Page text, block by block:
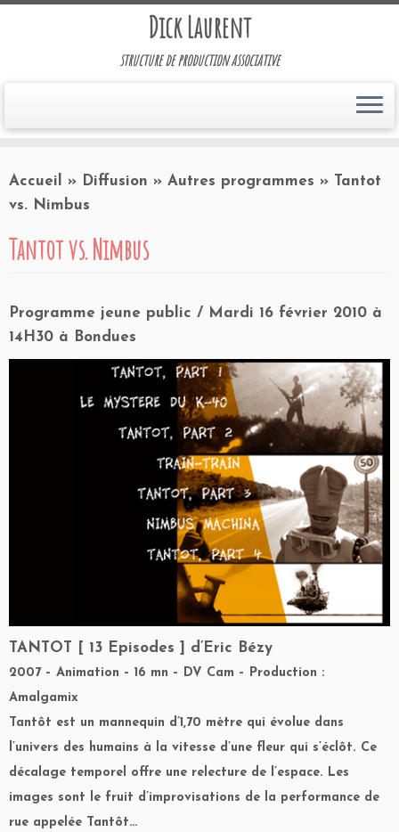
Dick Laurent
structure de production associative
Accueil » Diffusion » Autres programmes »
Tantot
vs. Nimbus
Tantot vs. Nimbus
Programme jeune public / Mardi 16 février 2010 à
14H30 à Bondues
TANTOT [ 13 Episodes ] d’Eric Bézy
2007 – Animation – 16 mn – DV Cam – Production :
Amalgamix
Tantôt est un mannequin d’1,70 mètre qui évolue dans
l’univers des humains à la vitesse d’une fleur qui s’éclôt. Ce
décalage temporel offre une relecture de l’espace. Les
images sont le fruit d’improvisations de la performance de
rue appelée Tantôt…